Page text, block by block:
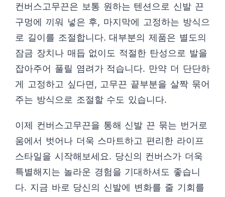
컨버스고무끈은 보통 원하는 텐션으로 신발 끈
구멍에 끼워 넣은 후, 마지막에 고정하는 방식으
로 길이를 조절합니다. 대부분의 제품은 별도의
잠금 장치나 매듭 없이도 적절한 탄성으로 발을
잡아주어 풀릴 염려가 적습니다. 만약 더 단단하
게 고정하고 싶다면, 고무끈 끝부분을 살짝 묶어
주는 방식으로 조절할 수도 있습니다.
이제 컨버스고무끈을 통해 신발 끈 묶는 번거로
움에서 벗어나 더욱 스마트하고 편리한 라이프
스타일을 시작해보세요. 당신의 컨버스가 더욱
특별해지는 놀라운 경험을 기대하셔도 좋습니
다. 지금 바로 당신의 신발에 변화를 줄 기회를